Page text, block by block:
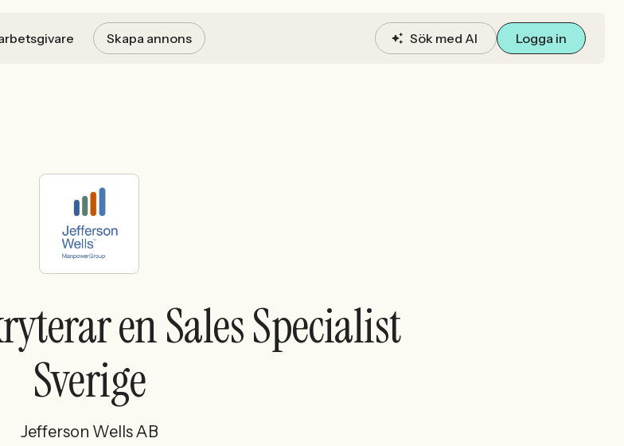
Skapa annons Sök med AI Logga in
en Sales Specialist
Sverige
Jefferson Wells AB